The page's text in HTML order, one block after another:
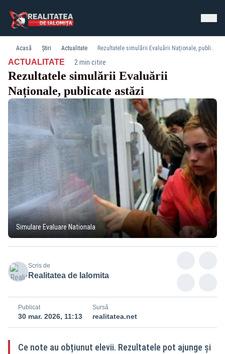
Acasă Știri Actualitate Rezultatele simulării Evaluării Naționale, publicate astăzi
ACTUALITATE· 2 min citire
Rezultatele simulării Evaluării
Naționale, publicate astăzi
Simulare Evaluare Nationala
Scris de
Realitatea de Ialomita
Publicat
30 mar. 2026, 11:13
Sursă
realitatea.net
Ce note au obțiunut elevii. Rezultatele pot ajunge și